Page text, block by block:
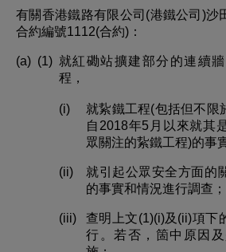
有關香港鐵路有限公司(港鐵公司)沙
合約編號1112(合約)：
(a) (1) 就紅磡站擴建部分的連續
程，
(i)
就紥鐵工程(包括但不限
自2018年5月以來就其
眾關注的紥鐵工程)的事
(ii)
就引起公眾安全方面的
的事實和情況進行調查
(iii)
查明上文(1)(i)及(ii)項下
行。若否，箇中原因